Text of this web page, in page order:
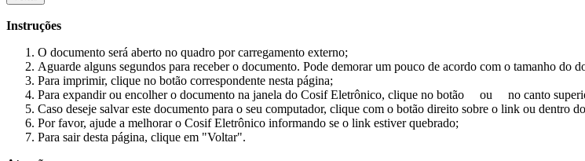
Instruções
O documento será aberto no quadro por carregamento externo;
Aguarde alguns segundos para receber o documento. Pode demorar um pouco de acordo com o tamanho do
Para imprimir, clique no botão correspondente nesta página;
Para expandir ou encolher o documento na janela do Cosif Eletrônico, clique no botão
ou
no canto
Caso deseje salvar este documento para o seu computador, clique com o botão direito sobre o link ou
Por favor, ajude a melhorar o Cosif Eletrônico informando se o link estiver quebrado;
Para sair desta página, clique em "Voltar".